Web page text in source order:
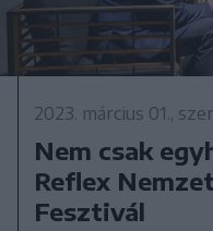
2023. március 01.,
Nem csak
Reflex
Fesztivál